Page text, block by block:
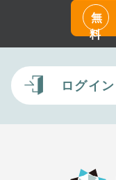
無
料
ログイン